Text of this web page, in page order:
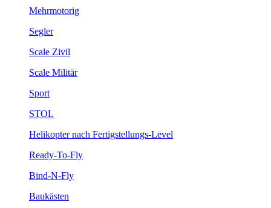
Mehrmotorig
Segler
Scale Zivil
Scale Militär
Sport
STOL
Helikopter nach Fertigstellungs-Level
Ready-To-Fly
Bind-N-Fly
Baukästen